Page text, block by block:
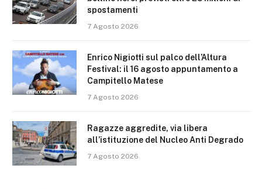
spostamenti
7 Agosto 2026
Enrico Nigiotti sul palco dell’Altura
Festival: il 16 agosto appuntamento a
Campitello Matese
7 Agosto 2026
Ragazze aggredite, via libera
all’istituzione del Nucleo Anti Degrado
7 Agosto 2026